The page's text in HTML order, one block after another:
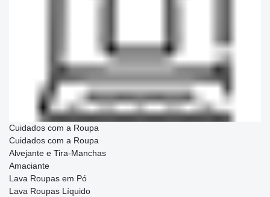
Cuidados com a Roupa
Cuidados com a Roupa
Alvejante e Tira-Manchas
Amaciante
Lava Roupas em Pó
Lava Roupas Líquido